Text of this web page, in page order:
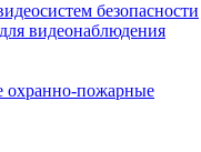
безопасности
видеонаблюдения
охранно-пожарные